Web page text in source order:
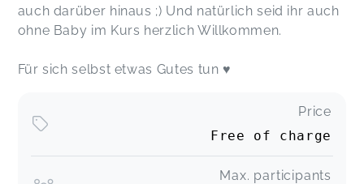
auch darüber hinaus ;) Und natürlich seid ihr auch
ohne Baby im Kurs herzlich Willkommen.
Für sich selbst etwas Gutes tun ♥️
Price
Free of charge
Max. participants